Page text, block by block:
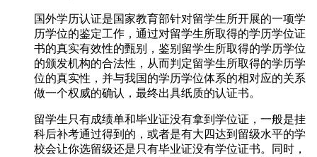
国外学历认证是国家教育部针对留学生所开展的一项学
历学位的鉴定工作，通过对留学生所取得的学历学位证
书的真实有效性的甄别，鉴别留学生所取得的学历学位
的颁发机构的合法性，从而判定留学生所取得的学历学
位的真实性，并与我国的学历学位体系的相对应的关系
做一个权威的确认，最终出具纸质的认证书。
留学生只有成绩单和毕业证没有拿到学位证，一般是挂
科后补考通过得到的，或者是有大四达到留级水平的学
校会让你选留级还是只有毕业证没有学位证书。同时，